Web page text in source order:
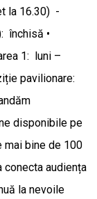
la 16.30) -
închisă •
1: luni –
pavilionare:
disponibile pe
bine de 100
conecta audiența
la nevoile